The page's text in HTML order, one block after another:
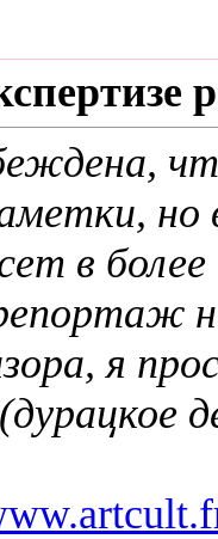
но
в
я